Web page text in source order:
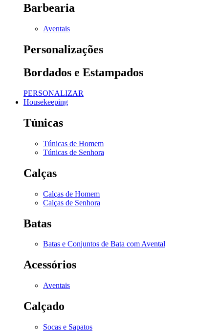
Barbearia
Aventais
Personalizações
Bordados e Estampados
PERSONALIZAR
Housekeeping
Túnicas
Túnicas de Homem
Túnicas de Senhora
Calças
Calças de Homem
Calças de Senhora
Batas
Batas e Conjuntos de Bata com Avental
Acessórios
Aventais
Calçado
Socas e Sapatos